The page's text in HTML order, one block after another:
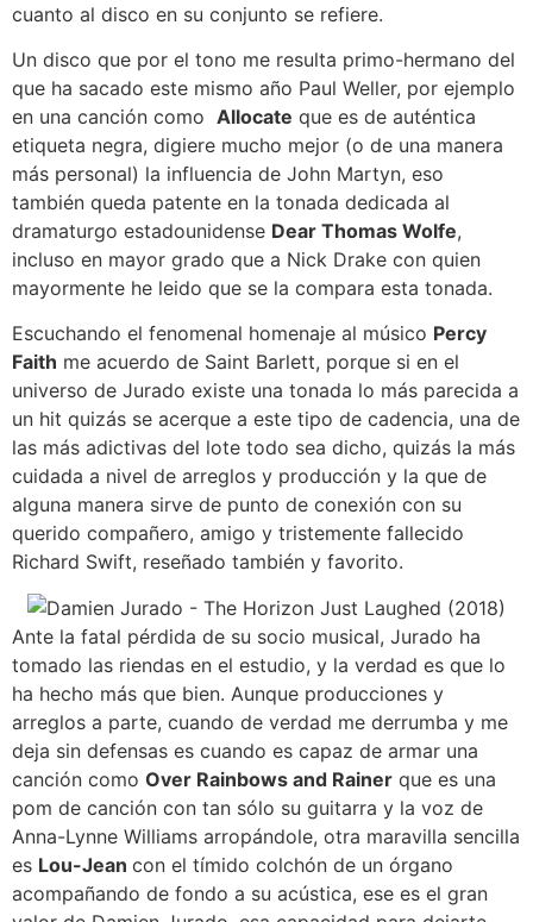
cuanto al disco en su conjunto se refiere.
Un disco que por el tono me resulta primo-hermano del
que ha sacado este mismo año Paul Weller, por ejemplo
en una canción como Allocate que es de auténtica
etiqueta negra, digiere mucho mejor (o de una manera
más personal) la influencia de John Martyn, eso
también queda patente en la tonada dedicada al
dramaturgo estadounidense Dear Thomas Wolfe,
incluso en mayor grado que a Nick Drake con quien
mayormente he leido que se la compara esta tonada.
Escuchando el fenomenal homenaje al músico Percy
Faith me acuerdo de Saint Barlett, porque si en el
universo de Jurado existe una tonada lo más parecida a
un hit quizás se acerque a este tipo de cadencia, una de
las más adictivas del lote todo sea dicho, quizás la más
cuidada a nivel de arreglos y producción y la que de
alguna manera sirve de punto de conexión con su
querido compañero, amigo y tristemente fallecido
Richard Swift, reseñado también y favorito.
Ante la fatal pérdida de su socio musical, Jurado ha
tomado las riendas en el estudio, y la verdad es que lo
ha hecho más que bien. Aunque producciones y
arreglos a parte, cuando de verdad me derrumba y me
deja sin defensas es cuando es capaz de armar una
canción como Over Rainbows and Rainer que es una
pom de canción con tan sólo su guitarra y la voz de
Anna-Lynne Williams arropándole, otra maravilla sencilla
es Lou-Jean con el tímido colchón de un órgano
acompañando de fondo a su acústica, ese es el gran